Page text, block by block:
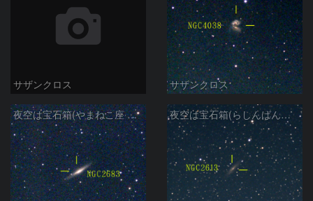
サザンクロス サザンクロス
夜空は宝石箱(やまねこ座 NGC2683) Seestar50 夜空は宝石箱(らしんばん座 NGC2613) Seestar50